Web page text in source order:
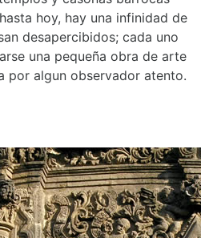
hoy, hay una infinidad de
desapercibidos; cada uno
una pequeña obra de arte
por algun observador atento.